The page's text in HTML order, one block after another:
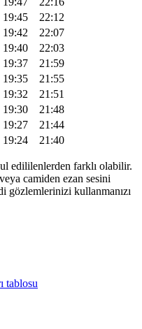
19:45
22:12
19:42
22:07
19:40
22:03
19:37
21:59
19:35
21:55
19:32
21:51
19:30
21:48
19:27
21:44
19:24 21:40
edililenlerden farklı olabilir.
camiden ezan sesini
gözlemlerinizi kullanmanızı
tablosu